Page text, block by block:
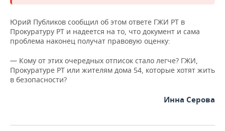
Юрий Публиков сообщил об этом ответе ГЖИ РТ в
Прокуратуру РТ и надеется на то, что документ и сама
проблема наконец получат правовую оценку:
— Кому от этих очередных отписок стало легче? ГЖИ,
Прокуратуре РТ или жителям дома 54, которые хотят жить
в безопасности?
Инна Серова